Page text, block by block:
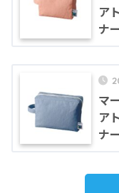
ア
ナ
マ
ア
ナ